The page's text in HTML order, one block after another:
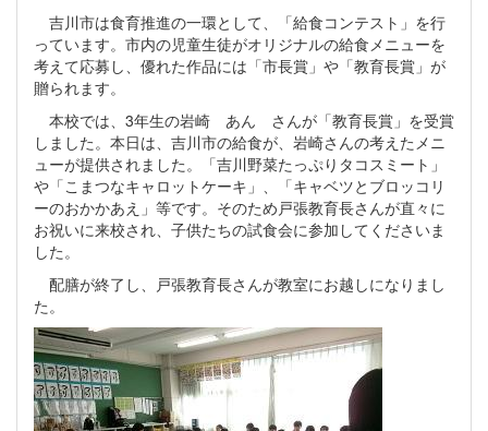
吉川市は食育推進の一環として、「給食コンテスト」を行
っています。市内の児童生徒がオリジナルの給食メニューを
考えて応募し、優れた作品には「市長賞」や「教育長賞」が
贈られます。
本校では、3年生の岩崎 あん さんが「教育長賞」を受賞
しました。本日は、吉川市の給食が、岩崎さんの考えたメニ
ューが提供されました。「吉川野菜たっぷりタコスミート」
や「こまつなキャロットケーキ」、「キャベツとブロッコリ
ーのおかかあえ」等です。そのため戸張教育長さんが直々に
お祝いに来校され、子供たちの試食会に参加してくださいま
した。
配膳が終了し、戸張教育長さんが教室にお越しになりまし
た。